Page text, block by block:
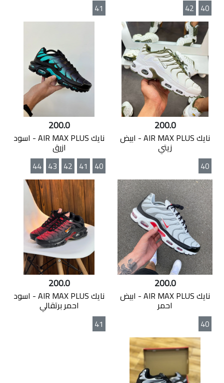
40
42
41
200.0
نايك AIR MAX PLUS - ابيض
زيتي
40
200.0
نايك AIR MAX PLUS - اسود
ازرق
40
41
42
43
44
200.0
نايك AIR MAX PLUS - ابيض
احمر
40
200.0
نايك AIR MAX PLUS - اسود
احمر برتقالي
41